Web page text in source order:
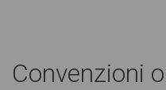
Convenzioni